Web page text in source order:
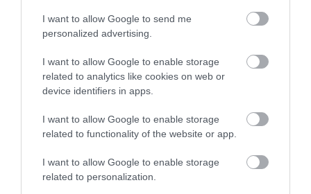
I want to allow Google to send me
personalized advertising.
I want to allow Google to enable storage
related to analytics like cookies on web or
device identifiers in apps.
I want to allow Google to enable storage
related to functionality of the website or app.
I want to allow Google to enable storage
related to personalization.
Egyre többen fordulnak a mesterséges
intelligenciához, ha egészségügyi
kérdésük merül fel. Emiatt eg új irány
2026. MÁRCIUS 4. ● HAMU ÉS GYÉMÁNT
Érkezik az egészségügyi
problémákra szakosodott